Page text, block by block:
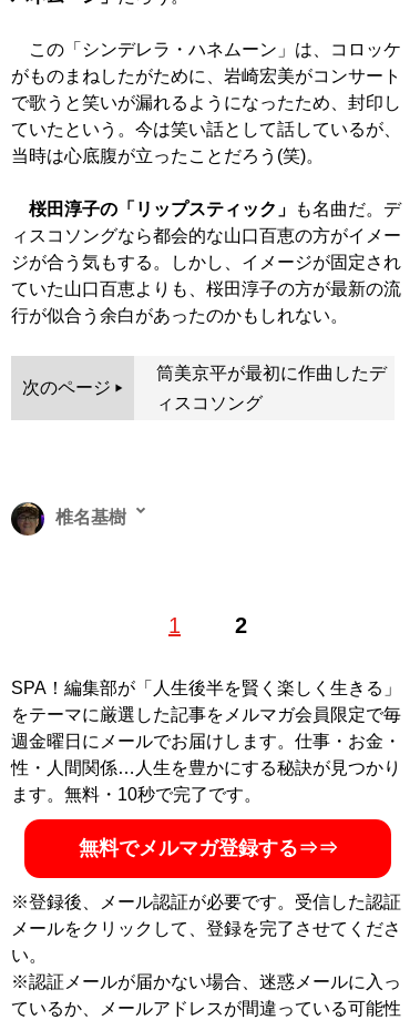
この「シンデレラ・ハネムーン」は、コロッケ
がものまねしたがために、岩崎宏美がコンサート
で歌うと笑いが漏れるようになったため、封印し
ていたという。今は笑い話として話しているが、
当時は心底腹が立ったことだろう(笑)。
桜田淳子の「リップスティック」
も名曲だ。デ
ィスコソングなら都会的な山口百恵の方がイメー
ジが合う気もする。しかし、イメージが固定され
ていた山口百恵よりも、桜田淳子の方が最新の流
行が似合う余白があったのかもしれない。
次のページ
筒美京平が最初に作曲したデ
ィスコソング
1 2
椎名基樹
トニッポン』をはじめ『ピエール瀧のしょんないTV』、
く』などを担当。近著は『オールナイトロング －私にと
っての電気グルーヴのオールナイトニッポンとその時
代』。Xアカウント
＠mo_shiina
記事一覧へ
SPA！編集部が「人生後半を賢く楽しく生きる」
をテーマに厳選した記事をメルマガ会員限定で毎
週金曜日にメールでお届けします。仕事・お金・
性・人間関係…人生を豊かにする秘訣が見つかり
ます。無料・10秒で完了です。
無料でメルマガ登録する⇒⇒
※登録後、メール認証が必要です。受信した認証
メールをクリックして、登録を完了させてくださ
い。
※認証メールが届かない場合、迷惑メールに入っ
ているか、メールアドレスが間違っている可能性